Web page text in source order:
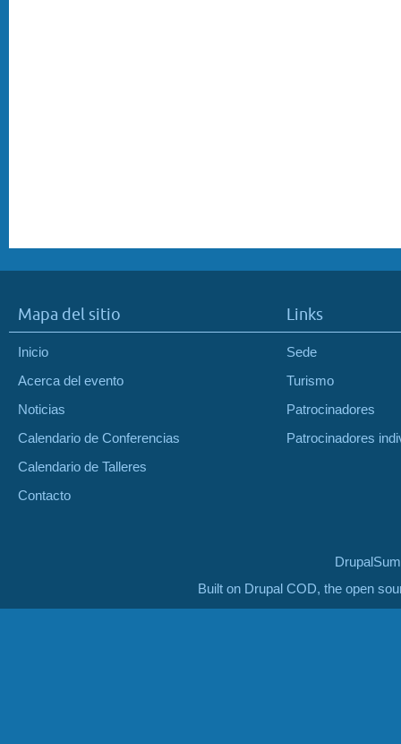
Mapa del sitio
Inicio
Acerca del evento
Noticias
Calendario de Conferencias
Calendario de Talleres
Contacto
Links
Sede
Turismo
Patrocinadores
Patrocinadores
Built on Drupal COD, the open